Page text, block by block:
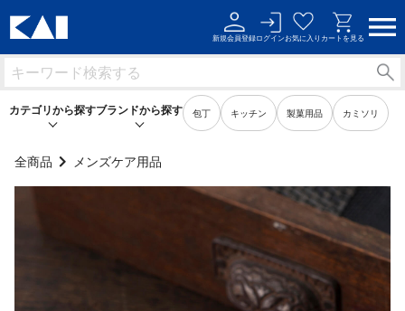
新規会員登録ログインお気に入り カートを見る
カテゴリから探すブランドから探す 包丁 キッチン 製菓用品 カミソリ
全商品 メンズケア用品